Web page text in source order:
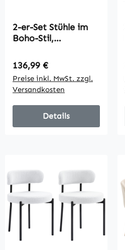
2-er-Set Stühle im
Boho-Stil,
Rattan, 56 x 60 x 79
cm, Natur +
Schwarz
Regulärer Preis:
136,99 €
Preise inkl. MwSt. zzgl.
Versandkosten
Details